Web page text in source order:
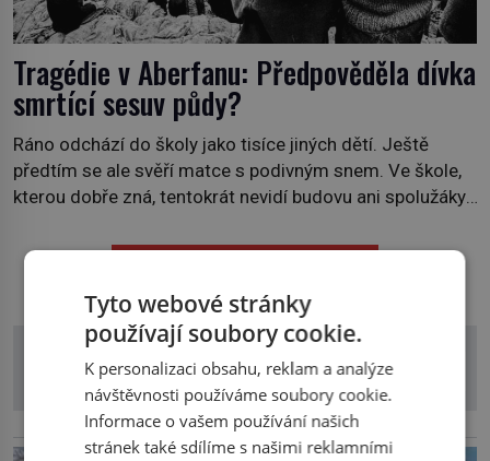
Tragédie v Aberfanu: Předpověděla dívka
smrtící sesuv půdy?
Ráno odchází do školy jako tisíce jiných dětí. Ještě
předtím se ale svěří matce s podivným snem. Ve škole,
kterou dobře zná, tentokrát nevidí budovu ani spolužáky.
později je mrtvá. Mohla devítiletá Zahlédla vlastní
reklama
Tyto webové stránky
používají soubory cookie.
K personalizaci obsahu, reklam a analýze
návštěvnosti používáme soubory cookie.
Informace o vašem používání našich
stránek také sdílíme s našimi reklamními